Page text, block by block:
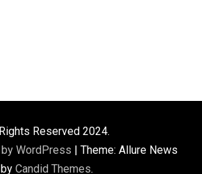
Reserved 2024.
WordPress
Theme: Allure News
by Candid Themes.